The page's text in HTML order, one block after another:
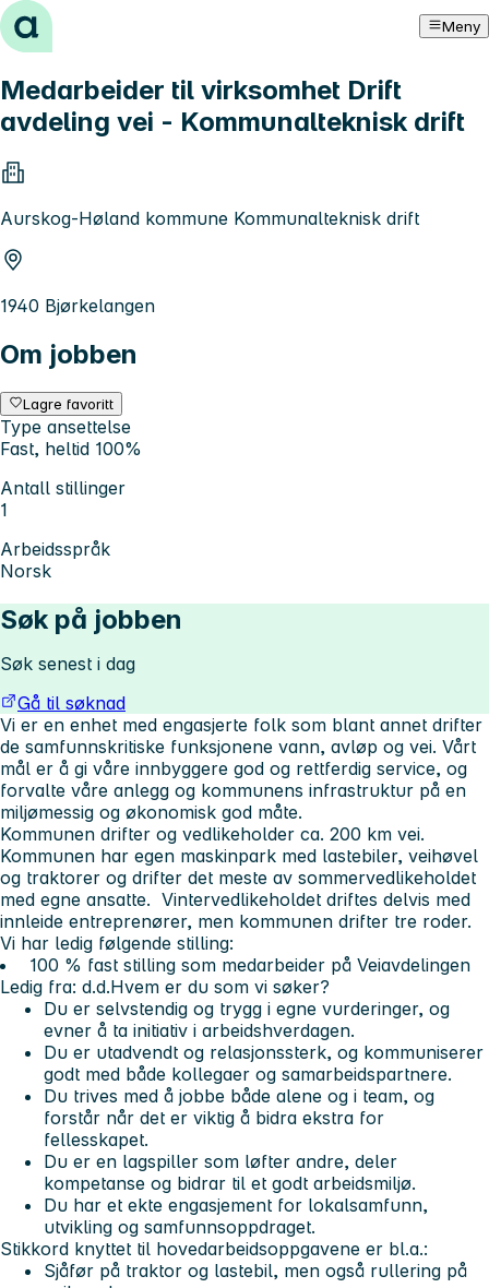
Hopp til innhold Meny
Medarbeider til virksomhet Drift
avdeling vei - Kommunalteknisk drift
Aurskog-Høland kommune Kommunalteknisk drift
1940 Bjørkelangen
Om jobben
Lagre favoritt
Type ansettelse
Fast, heltid 100%
Antall stillinger
1
Arbeidsspråk
Norsk
Søk på jobben
Søk senest i dag
Gå til søknad
Vi er en enhet med engasjerte folk som blant annet drifter
de samfunnskritiske funksjonene vann, avløp og vei. Vårt
mål er å gi våre innbyggere god og rettferdig service, og
forvalte våre anlegg og kommunens infrastruktur på en
miljømessig og økonomisk god måte.
Kommunen drifter og vedlikeholder ca. 200 km vei.
Kommunen har egen maskinpark med lastebiler, veihøvel
og traktorer og drifter det meste av sommervedlikeholdet
med egne ansatte. Vintervedlikeholdet driftes delvis med
innleide entreprenører, men kommunen drifter tre roder.
Vi har ledig følgende stilling:
100 % fast stilling som medarbeider på Veiavdelingen
Ledig fra: d.d.Hvem er du som vi søker?
Du er selvstendig og trygg i egne vurderinger, og
evner å ta initiativ i arbeidshverdagen.
Du er utadvendt og relasjonssterk, og kommuniserer
godt med både kollegaer og samarbeidspartnere.
Du trives med å jobbe både alene og i team, og
forstår når det er viktig å bidra ekstra for
fellesskapet.
Du er en lagspiller som løfter andre, deler
kompetanse og bidrar til et godt arbeidsmiljø.
Du har et ekte engasjement for lokalsamfunn,
utvikling og samfunnsoppdraget.
Stikkord knyttet til hovedarbeidsoppgavene er bl.a.:
Sjåfør på traktor og lastebil, men også rullering på